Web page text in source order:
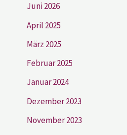
Juni 2026
April 2025
März 2025
Februar 2025
Januar 2024
Dezember 2023
November 2023